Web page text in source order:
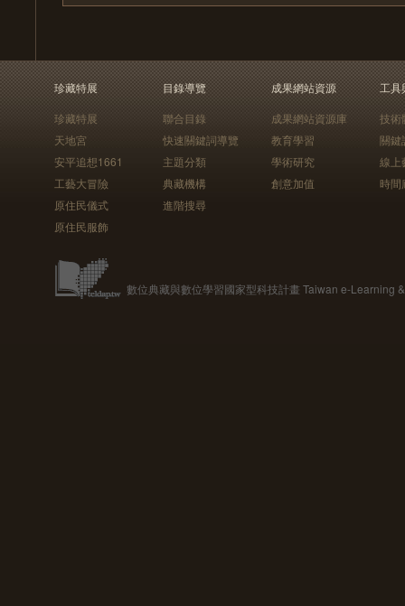
珍藏特展
珍藏特展
天地宮
安平追想1661
工藝大冒險
原住民儀式
原住民服飾
目錄導覽
聯合目錄
快速關鍵詞導覽
主題分類
典藏機構
進階搜尋
成果網站資源
成果網站資源庫
教育學習
學術研究
創意加值
工具
技術
關鍵
線上
時間
數位典藏與數位學習國家型科技計畫 Taiwan e-Learning